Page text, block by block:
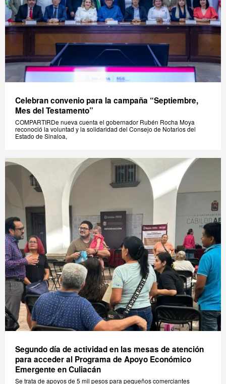
Celebran convenio para la campaña “Septiembre,
Mes del Testamento”
COMPARTIRDe nueva cuenta el gobernador Rubén Rocha Moya
reconoció la voluntad y la solidaridad del Consejo de Notarios del
Estado de Sinaloa,
Segundo día de actividad en las mesas de atención
para acceder al Programa de Apoyo Económico
Emergente en Culiacán
Se trata de apoyos de 5 mil pesos para pequeños comerciantes